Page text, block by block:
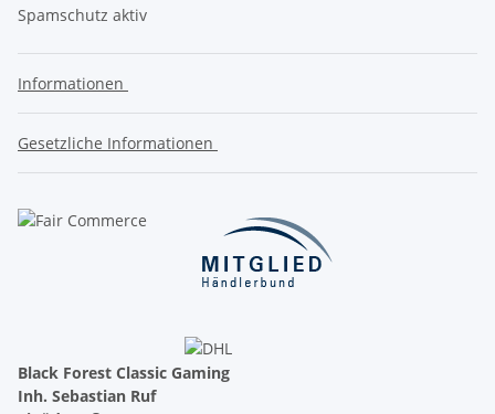
Spamschutz aktiv
Informationen
Gesetzliche Informationen
Black Forest Classic Gaming
Inh. Sebastian Ruf